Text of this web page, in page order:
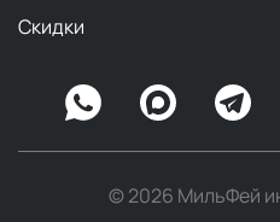
Скидки
© 2026 МильФей